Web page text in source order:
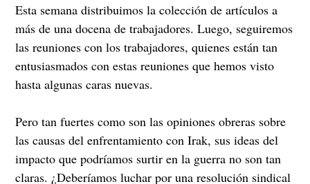
Esta semana distribuimos la colección de artículos a
más de una docena de trabajadores. Luego, seguiremos
las reuniones con los trabajadores, quienes están tan
entusiasmados con estas reuniones que hemos visto
hasta algunas caras nuevas.
Pero tan fuertes como son las opiniones obreras sobre
las causas del enfrentamiento con Irak, sus ideas del
impacto que podríamos surtir en la guerra no son tan
claras. ¿Deberíamos luchar por una resolución sindical